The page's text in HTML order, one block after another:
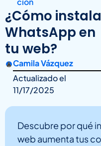
¿Cómo
WhatsApp en
tu web?
Camila Vázquez
Actualizado el
11/17/2025
Descubre por qué
web aumenta tus